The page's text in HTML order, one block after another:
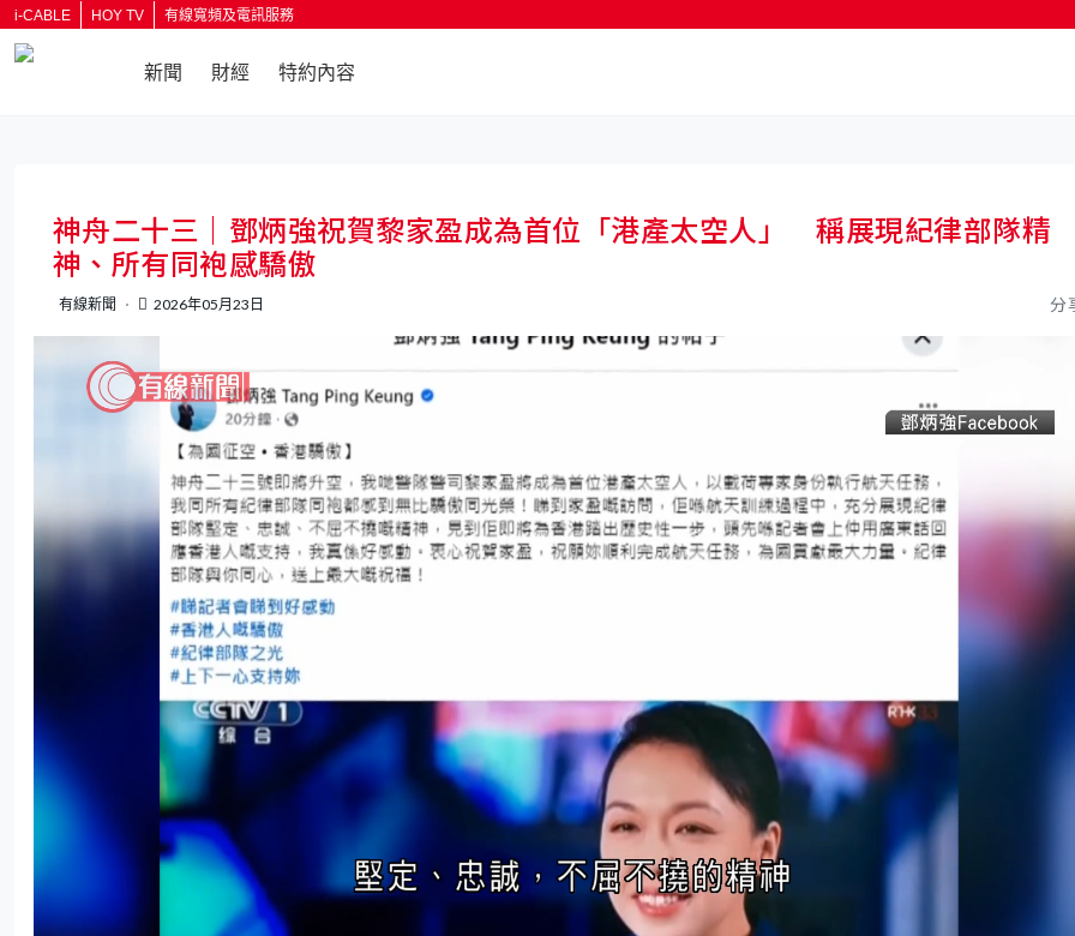
i-CABLE HOY TV 有線寬頻及電訊服務
新聞 財經 特約內容
神舟二十三｜鄧炳強祝賀黎家盈成為首位「港產太空人」 稱展現紀律部隊精
神、所有同袍感驕傲
有線新聞 2026年05月23日 分